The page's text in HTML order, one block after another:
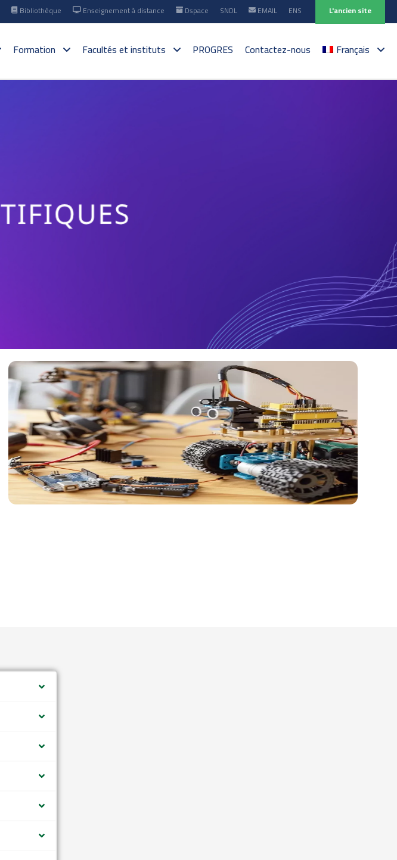
Bibliothèque Enseignement à distance Dspace SNDL EMAIL ENS L'ancien site
Formation Facultés et instituts PROGRES Contactez-nous Français